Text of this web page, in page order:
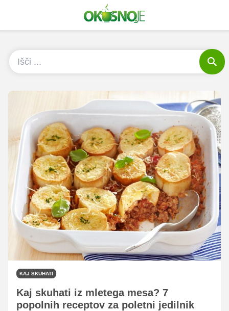
KAJ SKUHATI
Kaj skuhati iz mletega mesa? 7
popolnih receptov za poletni jedilnik